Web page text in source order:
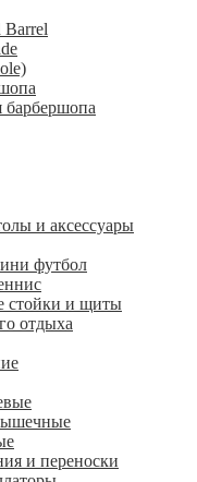
Barrel
барбершопа
и аксессуары
футбол
стойки и щиты
отдыха
и переноски